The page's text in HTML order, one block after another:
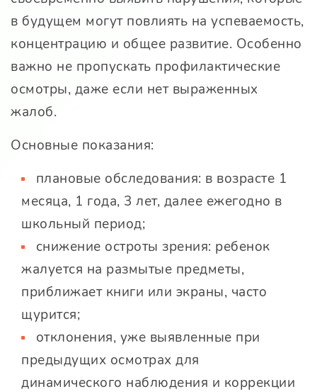
в будущем могут повлиять на успеваемость,
концентрацию и общее развитие. Особенно
важно не пропускать профилактические
осмотры, даже если нет выраженных
жалоб.
Основные показания:
плановые обследования: в возрасте 1
месяца, 1 года, 3 лет, далее ежегодно в
школьный период;
снижение остроты зрения: ребенок
жалуется на размытые предметы,
приближает книги или экраны, часто
щурится;
отклонения, уже выявленные при
предыдущих осмотрах для
динамического наблюдения и коррекции